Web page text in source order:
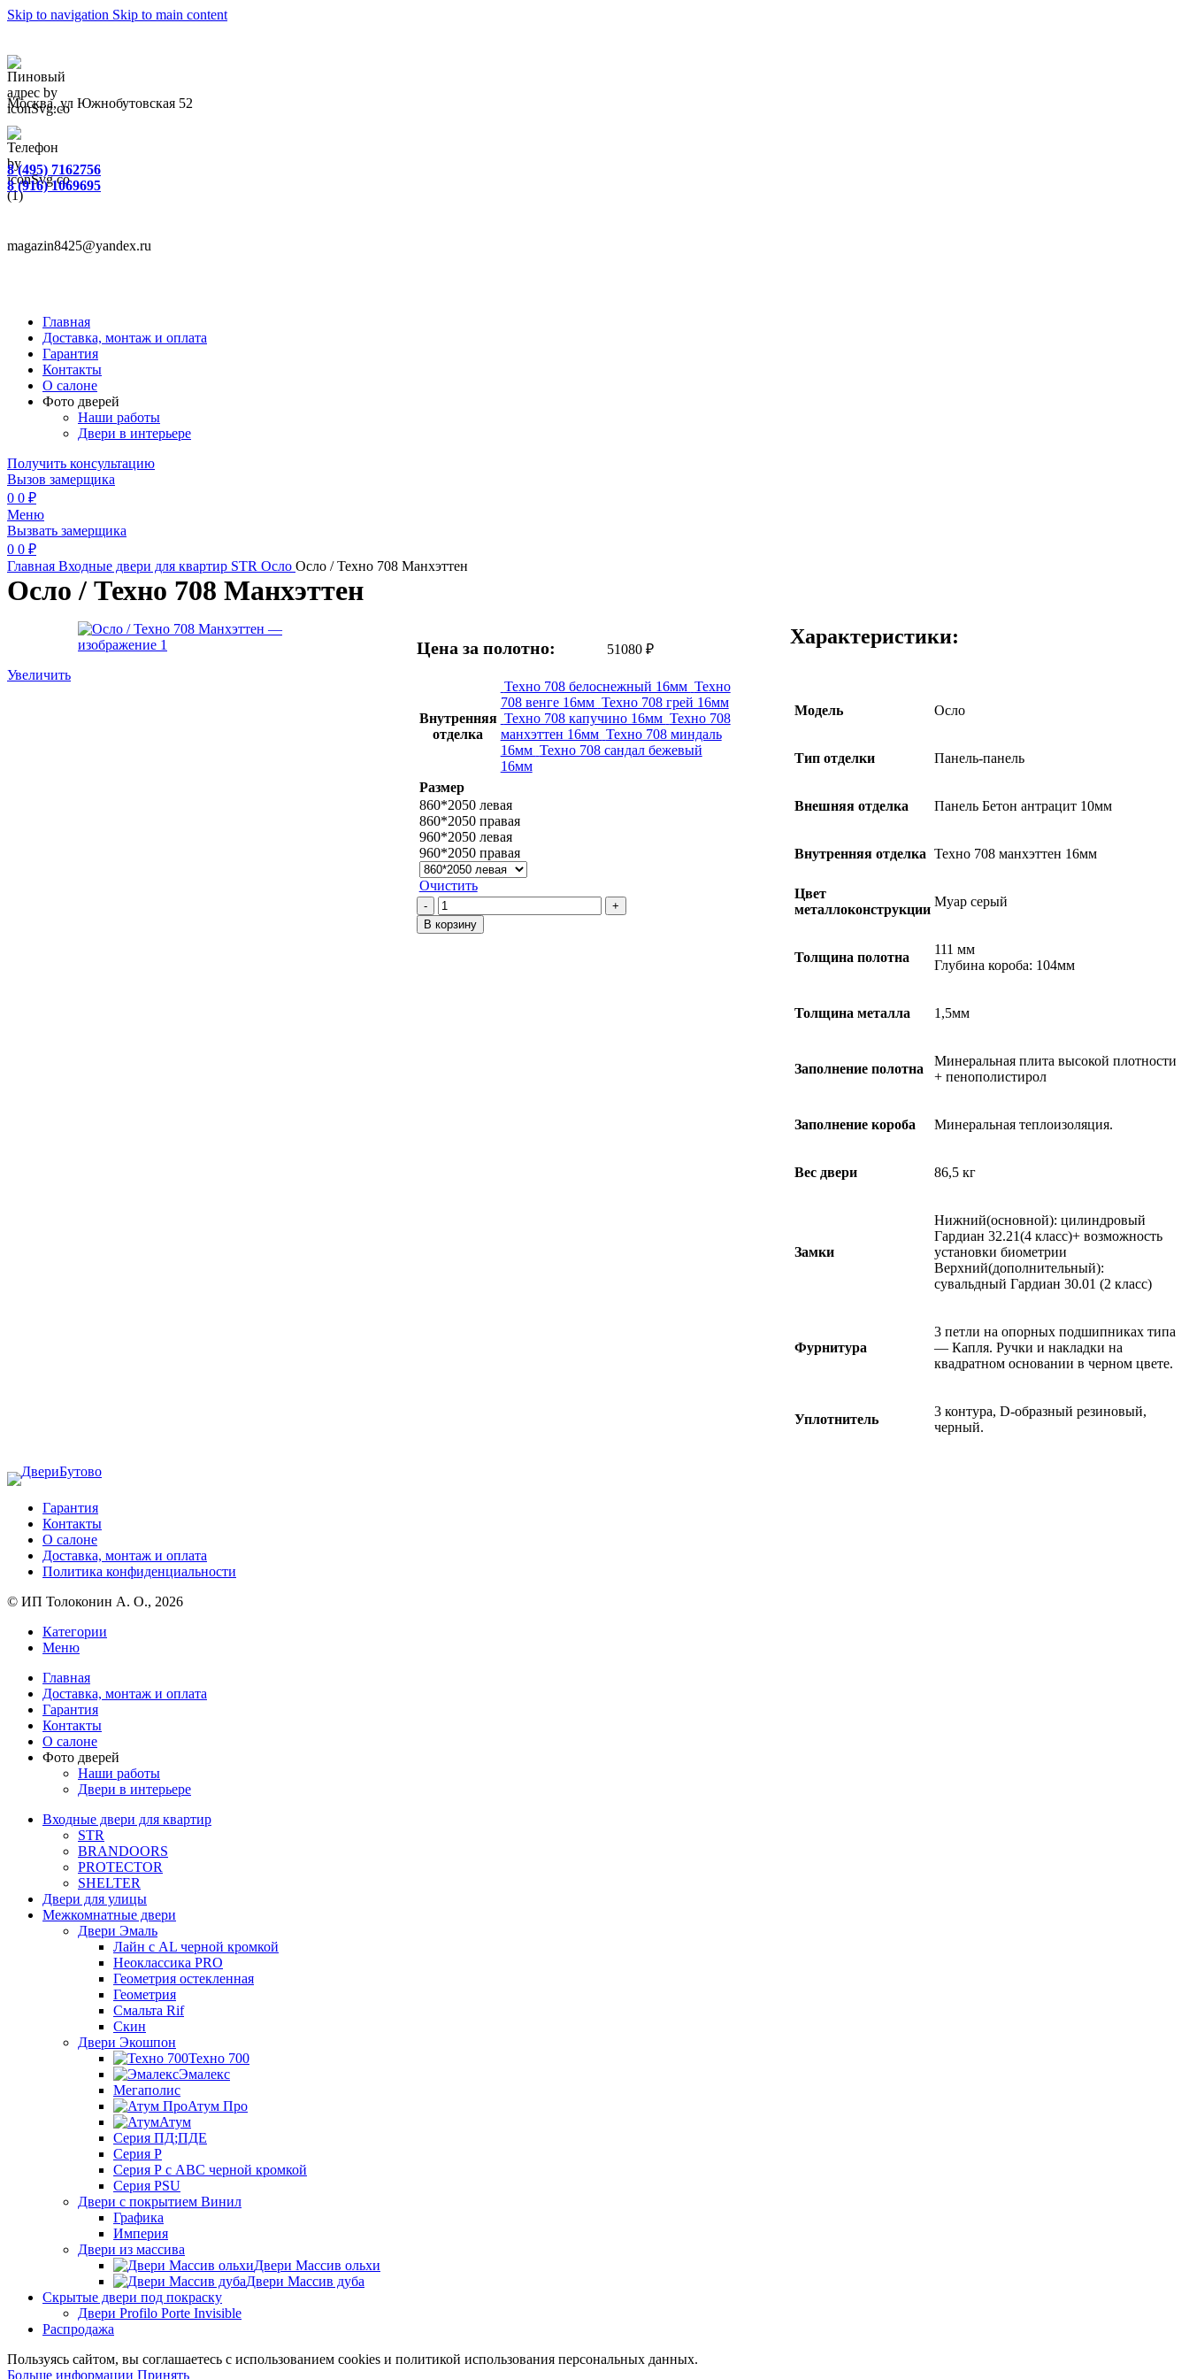
Skip to navigation Skip to main content
Москва, ул Южнобутовская 52
8 (495) 7162756
8 (916) 1069695
magazin8425@yandex.ru
Главная
Доставка, монтаж и оплата
Гарантия
Контакты
О салоне
Фото дверей
Наши работы
Двери в интерьере
Получить консультацию
Вызов замерщика
0 0 ₽
Меню
Вызвать замерщика
0 0 ₽
Главная Входные двери для квартир STR Осло Осло / Техно 708 Манхэттен
Осло / Техно 708 Манхэттен
Увеличить
Цена за полотно: 51080 ₽
Внутренняя
отделка
Техно 708 белоснежный 16мм Техно
708 венге 16мм Техно 708 грей 16мм
Техно 708 капучино 16мм Техно 708
манхэттен 16мм Техно 708 миндаль
16мм Техно 708 сандал бежевый
16мм
Размер
860*2050 левая
860*2050 правая
960*2050 левая
960*2050 правая
Очистить
Количество
товара
Осло
В корзину
Характеристики:
Модель Осло
Тип отделки Панель-панель
Внешняя отделка Панель Бетон антрацит 10мм
Внутренняя отделка Техно 708 манхэттен 16мм
Цвет
металлоконструкции
Муар серый
Толщина полотна
111 мм
Глубина короба: 104мм
Толщина металла 1,5мм
Заполнение полотна
Минеральная плита высокой плотности
+ пенополистирол
Заполнение короба Минеральная теплоизоляция.
Вес двери 86,5 кг
Замки
Нижний(основной): цилиндровый
Гардиан 32.21(4 класс)+ возможность
установки биометрии
Верхний(дополнительный):
сувальдный Гардиан 30.01 (2 класс)
Фурнитура
3 петли на опорных подшипниках типа
— Капля. Ручки и накладки на
квадратном основании в черном цвете.
Уплотнитель
3 контура, D-образный резиновый,
черный.
Гарантия
Контакты
О салоне
Доставка, монтаж и оплата
Политика конфиденциальности
© ИП Толоконин А. О., 2026
Категории
Меню
Главная
Доставка, монтаж и оплата
Гарантия
Контакты
О салоне
Фото дверей
Наши работы
Двери в интерьере
Входные двери для квартир
STR
BRANDOORS
PROTECTOR
SHELTER
Двери для улицы
Межкомнатные двери
Двери Эмаль
Лайн с AL черной кромкой
Неоклассика PRO
Геометрия остекленная
Геометрия
Смальта Rif
Скин
Двери Экошпон
Техно 700
Эмалекс
Мегаполис
Атум Про
Атум
Серия ПД;ПДЕ
Серия Р
Серия Р с АВС черной кромкой
Серия PSU
Двери с покрытием Винил
Графика
Империя
Двери из массива
Двери Массив ольхи
Двери Массив дуба
Скрытые двери под покраску
Двери Profilo Porte Invisible
Распродажа
Пользуясь сайтом, вы соглашаетесь с использованием cookies и политикой использования персональных данных.
Больше информации Больше
Принять